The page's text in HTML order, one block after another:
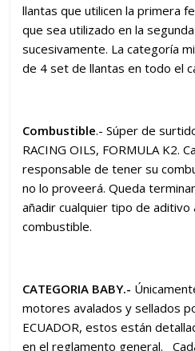
llantas que utilicen la primera
que sea utilizado en la
sucesivamente. La categoría
de 4 set de llantas en todo el
Combustible.- Súper de
RACING OILS, FORMULA K2.
responsable de tener su
no lo proveerá. Queda
añadir cualquier tipo de aditivo
combustible.
CATEGORIA BABY.-
motores avalados y sellados
ECUADOR, estos están
en el reglamento general.